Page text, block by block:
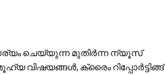
ചെയ്യുന്ന മുതിർന്ന ന്യൂസ്
വിഷയങ്ങൾ, ക്രൈം റിപ്പോർട്ടിങ്ങ്